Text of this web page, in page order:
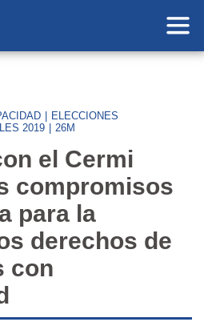
ELECCIONES
2019
26M
el Cermi
compromisos
para la
derechos de
con